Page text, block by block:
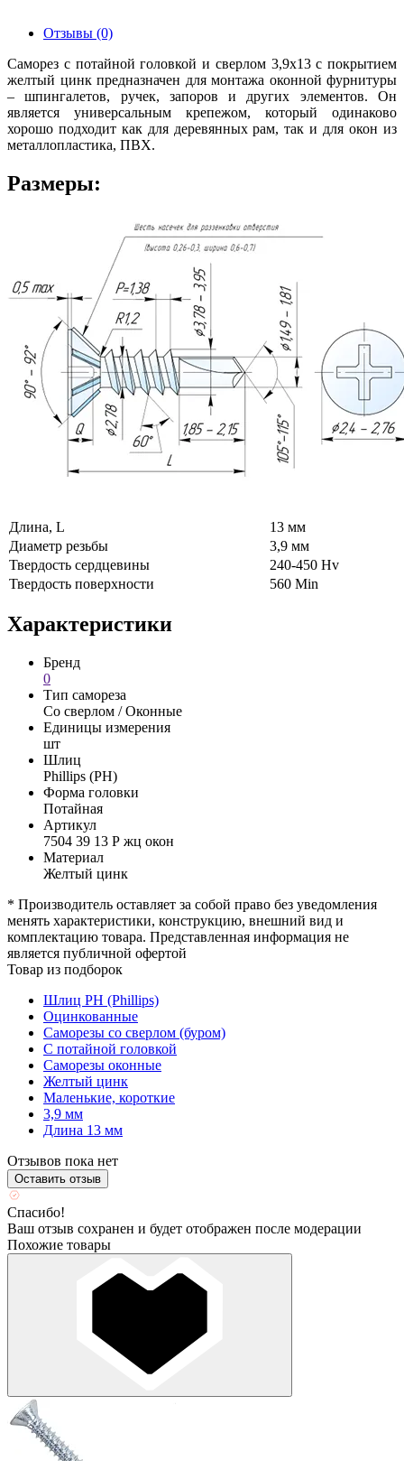
Отзывы (0)
Саморез с потайной головкой и сверлом 3,9х13 с покрытием
желтый цинк предназначен для монтажа оконной фурнитуры
– шпингалетов, ручек, запоров и других элементов. Он
является универсальным крепежом, который одинаково
хорошо подходит как для деревянных рам, так и для окон из
металлопластика, ПВХ.
Размеры:
Длина, L
13 мм
Диаметр резьбы
3,9 мм
Твердость сердцевины
240-450 Hv
Твердость поверхности
560 Min
Характеристики
Бренд
0
Тип самореза
Со сверлом / Оконные
Единицы измерения
шт
Шлиц
Phillips (PH)
Форма головки
Потайная
Артикул
7504 39 13 Р жц окон
Материал
Желтый цинк
* Производитель оставляет за собой право без уведомления
менять характеристики, конструкцию, внешний вид и
комплектацию товара. Представленная информация не
является публичной офертой
Товар из подборок
Шлиц PH (Phillips)
Оцинкованные
Саморезы со сверлом (буром)
С потайной головкой
Саморезы оконные
Желтый цинк
Маленькие, короткие
3,9 мм
Длина 13 мм
Отзывов пока нет
Оставить отзыв
Спасибо!
Ваш отзыв сохранен и будет отображен после модерации
Похожие товары